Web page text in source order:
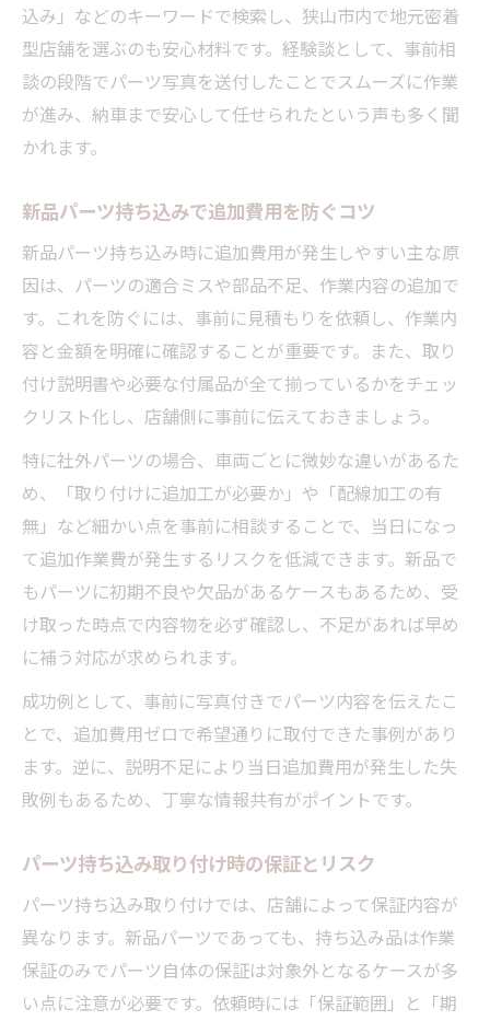
込み」などのキーワードで検索し、狭山市内で地元密着
型店舗を選ぶのも安心材料です。経験談として、事前相
談の段階でパーツ写真を送付したことでスムーズに作業
が進み、納車まで安心して任せられたという声も多く聞
かれます。
新品パーツ持ち込みで追加費用を防ぐコツ
新品パーツ持ち込み時に追加費用が発生しやすい主な原
因は、パーツの適合ミスや部品不足、作業内容の追加で
す。これを防ぐには、事前に見積もりを依頼し、作業内
容と金額を明確に確認することが重要です。また、取り
付け説明書や必要な付属品が全て揃っているかをチェッ
クリスト化し、店舗側に事前に伝えておきましょう。
特に社外パーツの場合、車両ごとに微妙な違いがあるた
め、「取り付けに追加工が必要か」や「配線加工の有
無」など細かい点を事前に相談することで、当日になっ
て追加作業費が発生するリスクを低減できます。新品で
もパーツに初期不良や欠品があるケースもあるため、受
け取った時点で内容物を必ず確認し、不足があれば早め
に補う対応が求められます。
成功例として、事前に写真付きでパーツ内容を伝えたこ
とで、追加費用ゼロで希望通りに取付できた事例があり
ます。逆に、説明不足により当日追加費用が発生した失
敗例もあるため、丁寧な情報共有がポイントです。
パーツ持ち込み取り付け時の保証とリスク
パーツ持ち込み取り付けでは、店舗によって保証内容が
異なります。新品パーツであっても、持ち込み品は作業
保証のみでパーツ自体の保証は対象外となるケースが多
い点に注意が必要です。依頼時には「保証範囲」と「期